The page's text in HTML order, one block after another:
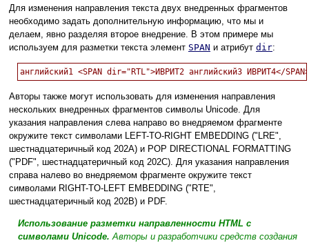
Для изменения направления текста двух внедренных фрагментов
необходимо задать дополнительную информацию, что мы и
делаем, явно разделяя второе внедрение. В этом примере мы
используем для разметки текста элемент SPAN и атрибут dir:
Авторы также могут использовать для изменения направления
нескольких внедренных фрагментов символы Unicode. Для
указания направления слева направо во внедряемом фрагменте
окружите текст символами LEFT-TO-RIGHT EMBEDDING ("LRE",
шестнадцатеричный код 202A) и POP DIRECTIONAL FORMATTING
("PDF", шестнадцатеричный код 202C). Для указания направления
справа налево во внедряемом фрагменте окружите текст
символами RIGHT-TO-LEFT EMBEDDING ("RTE",
шестнадцатеричный код 202B) и PDF.
Использование разметки направленности HTML с
символами Unicode. Авторы и разработчики средств создания